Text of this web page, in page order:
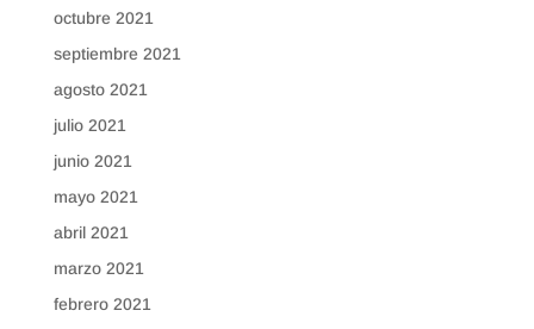
octubre 2021
septiembre 2021
agosto 2021
julio 2021
junio 2021
mayo 2021
abril 2021
marzo 2021
febrero 2021